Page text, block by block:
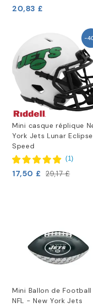
20,83 £
-
Mini casque réplique
York Jets Lunar Eclipse
Speed
(1)
17,50 £ 29,17 £
Mini Ballon de Football
NFL - New York Jets